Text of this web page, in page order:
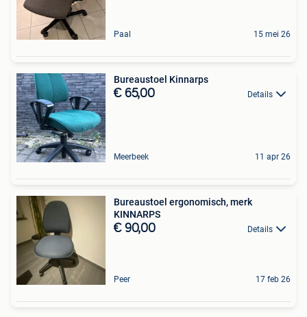
Paal 15 mei 26
Bureaustoel Kinnarps
€ 65,00 Details
Meerbeek 11 apr 26
Bureaustoel ergonomisch, merk
KINNARPS
€ 90,00 Details
Peer 17 feb 26